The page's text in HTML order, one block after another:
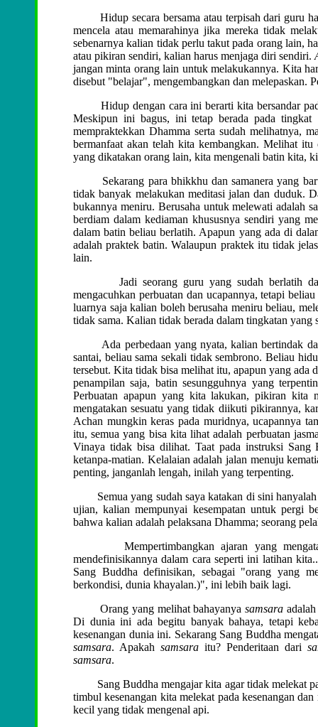
Hidup secara bersama atau terpisah dari guru
mencela atau memarahinya jika mereka tidak
sebenarnya kalian tidak perlu takut pada orang lain,
atau pikiran sendiri, kalian harus menjaga diri sendiri.
jangan minta orang lain untuk melakukannya. Kita
disebut "belajar", mengembangkan dan melepaskan.
Hidup dengan cara ini berarti kita bersandar pada
Meskipun ini bagus, ini tetap berada pada tingkat
mempraktekkan Dhamma serta sudah melihatnya,
bermanfaat akan telah kita kembangkan. Melihat
yang dikatakan orang lain, kita mengenali batin kita,
Sekarang para bhikkhu dan samanera yang
tidak banyak melakukan meditasi jalan dan duduk.
bukannya meniru. Berusaha untuk melewati adalah
berdiam dalam kediaman khususnya sendiri yang
dalam batin beliau berlatih. Apapun yang ada di
adalah praktek batin. Walaupun praktek itu tidak
lain.
Jadi seorang guru yang sudah berlatih
mengacuhkan perbuatan dan ucapannya, tetapi
luarnya saja kalian boleh berusaha meniru beliau,
tidak sama. Kalian tidak berada dalam tingkatan yang
Ada perbedaan yang nyata, kalian bertindak dari
santai, beliau sama sekali tidak sembrono. Beliau
tersebut. Kita tidak bisa melihat itu, apapun yang ada
penampilan saja, batin sesungguhnya yang
Perbuatan apapun yang kita lakukan, pikiran kita
mengatakan sesuatu yang tidak diikuti pikirannya,
Achan mungkin keras pada muridnya, ucapannya
itu, semua yang bisa kita lihat adalah perbuatan
Vinaya tidak bisa dilihat. Taat pada instruksi Sang
ketanpa-matian. Kelalaian adalah jalan menuju
penting, janganlah lengah, inilah yang terpenting.
Semua yang sudah saya katakan di sini hanyalah
ujian, kalian mempunyai kesempatan untuk pergi
bahwa kalian adalah pelaksana Dhamma; seorang
Mempertimbangkan ajaran yang
mendefinisikannya dalam cara seperti ini latihan
Sang Buddha definisikan, sebagai "orang yang
berkondisi, dunia khayalan.)", ini lebih baik lagi.
Orang yang melihat bahayanyasamsara
Di dunia ini ada begitu banyak bahaya, tetapi
kesenangan dunia ini. Sekarang Sang Buddha
samsara. Apakah samsaraitu? Penderitaan dari
samsara.
Sang Buddha mengajar kita agar tidak melekat
timbul kesenangan kita melekat pada kesenangan
kecil yang tidak mengenal api.